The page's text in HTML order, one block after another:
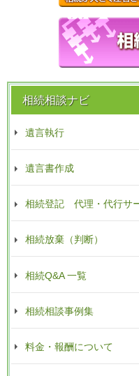
相続相談ナビ
遺言執行
遺言書作成
相続登記 代理・代行サ
相続放棄（判断）
相続Q&A 一覧
相続相談事例集
料金・報酬について